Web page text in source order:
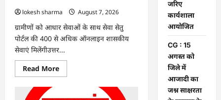
बवाल,
आयोग
ने
दी
सफाई
lokesh sharma
August 7, 2026
ग्रामीणों को आधार सेवाओं के साथ सेवा सेतु
पोर्टल की 400 से अधिक ऑनलाइन शासकीय
सेवाएं मिलेंगीउत्तर...
Read MoreRead
more
जरिए
कार्यशाला
आयोजित
CG : 15
अगस्त को
जिले में
आजादी का
जश्न साक्षरता